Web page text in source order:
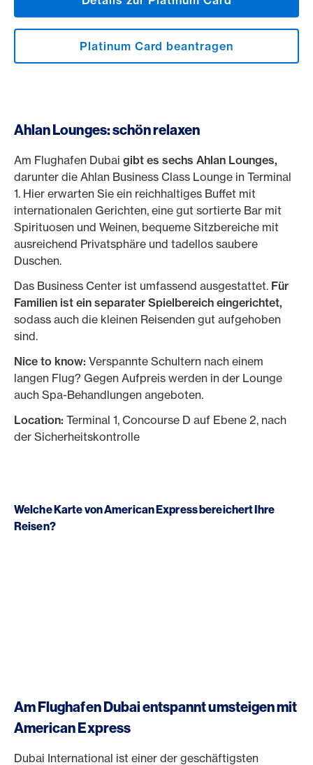
Platinum Card beantragen
Ahlan Lounges: schön relaxen
Am Flughafen Dubai gibt es sechs Ahlan Lounges,
darunter die Ahlan Business Class Lounge in Terminal
1. Hier erwarten Sie ein reichhaltiges Buffet mit
internationalen Gerichten, eine gut sortierte Bar mit
Spirituosen und Weinen, bequeme Sitzbereiche mit
ausreichend Privatsphäre und tadellos saubere
Duschen.
Das Business Center ist umfassend ausgestattet. Für
Familien ist ein separater Spielbereich eingerichtet,
sodass auch die kleinen Reisenden gut aufgehoben
sind.
Nice to know: Verspannte Schultern nach einem
langen Flug? Gegen Aufpreis werden in der Lounge
auch Spa-Behandlungen angeboten.
Location: Terminal 1, Concourse D auf Ebene 2, nach
der Sicherheitskontrolle
Welche Karte von American Express bereichert Ihre
Reisen?
Am Flughafen Dubai entspannt umsteigen mit
American Express
Dubai International ist einer der geschäftigsten